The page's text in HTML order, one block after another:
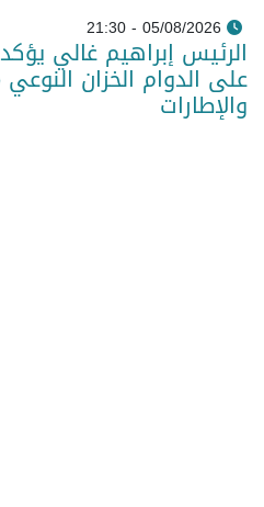
05/08/2026 - 21:30
الرئيس إبراهيم غالي
على الدوام الخزان
والإطارات